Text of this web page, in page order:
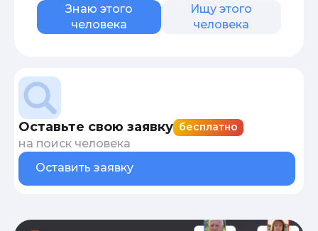
Знаю этого
человека
Ищу этого
человека
Оставьте свою заявку бесплатно
на поиск человека
Оставить заявку